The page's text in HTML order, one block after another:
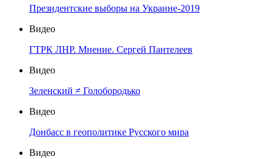
Президентские выборы на Украине-2019
Видео
ГТРК ЛНР. Мнение. Сергей Пантелеев
Видео
Зеленский ≠ Голобородько
Видео
Донбасс в геополитике Русского мира
Видео